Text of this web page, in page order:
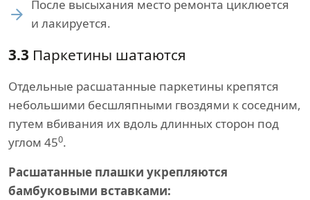
После высыхания место ремонта циклюется
и лакируется.
3.3 Паркетины шатаются
Отдельные расшатанные паркетины крепятся
небольшими бесшляпными гвоздями к соседним,
путем вбивания их вдоль длинных сторон под
углом 450.
Расшатанные плашки укрепляются
бамбуковыми вставками: